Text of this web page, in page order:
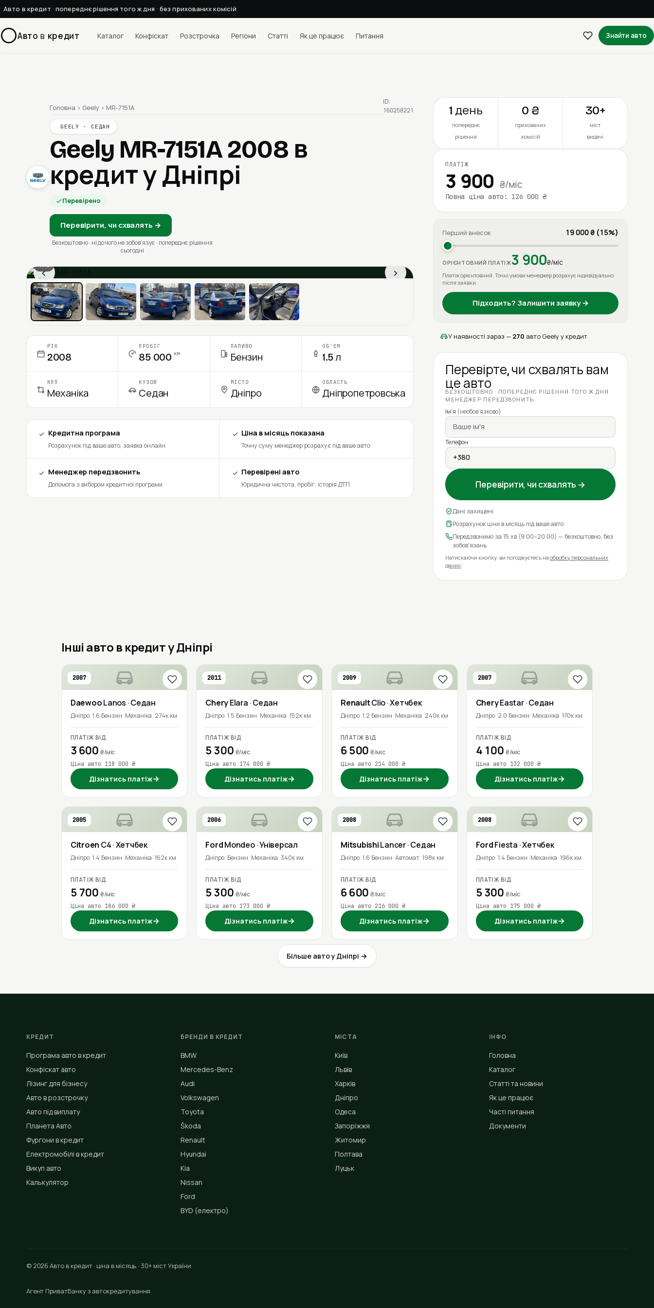
Авто в кредит · попереднє рішення того ж дня · без прихованих комісій
Авто в кредит Каталог Конфіскат Розстрочка Регіони Статті Як це працює Питання Знайти авто
Головна › Geely › MR-7151A
GEELY · СЕДАН
Geely MR-7151A 2008 в
кредит у Дніпрі
Перевірено
Перевірити, чи схвалять →
Безкоштовно · ні до чого не зобовʼязує · попереднє рішення
сьогодні
ID:
160258221
‹ ›
1 / 6
Ціна в місяць
РІК
2008
ПРОБІГ
85 000 км
ПАЛИВО
Бензин
ОБ'ЄМ
1.5 л
КПП
Механіка
КУЗОВ
Седан
МІСТО
Дніпро
ОБЛАСТЬ
Дніпропетровська
Кредитна програма
Розрахунок під ваше авто, заявка онлайн
Ціна в місяць показана
Точну суму менеджер розрахує під ваше авто
Менеджер передзвонить
Допомога з вибором кредитної програми
Перевірені авто
Юридична чистота, пробіг, історія ДТП
1 день
попереднє
рішення
0 ₴
прихованих
комісій
30+
міст
видачі
ПЛАТІЖ
3 900 ₴/міс
Повна ціна авто: 126 000 ₴
Перший внесок 19 000 ₴ (15%)
ОРІЄНТОВНИЙ ПЛАТІЖ3 900₴/міс
Платіж орієнтовний. Точні умови менеджер розрахує індивідуально
після заявки.
Підходить? Залишити заявку →
У наявності зараз — 270 авто Geely у кредит
Перевірте, чи схвалять вам
це авто
БЕЗКОШТОВНО · ПОПЕРЕДНЄ РІШЕННЯ ТОГО Ж ДНЯ ·
МЕНЕДЖЕР ПЕРЕДЗВОНИТЬ
Ім'я (необов'язково)
Телефон
Перевірити, чи схвалять →
Дані захищені
Розрахунок ціни в місяць під ваше авто
Передзвонимо за 15 хв (9:00–20:00) — безкоштовно, без
зобов'язань
Натискаючи кнопку, ви погоджуєтесь наобробку персональних
даних
Інші авто в кредит у Дніпрі
2007
DaewooLanos · Седан
Дніпро 1.6 Бензин Механіка 274к км
ПЛАТІЖ ВІД
3 600₴/міс
Ціна авто 118 000 ₴
Дізнатись платіж→
2011
CheryElara · Седан
Дніпро 1.5 Бензин Механіка 152к км
ПЛАТІЖ ВІД
5 300 ₴/міс
Ціна авто 174 000 ₴
Дізнатись платіж→
2009
RenaultClio· Хетчбек
Дніпро 1.2 Бензин Механіка 240к км
ПЛАТІЖ ВІД
6 500₴/міс
Ціна авто 214 000 ₴
Дізнатись платіж→
2007
CheryEastar· Седан
Дніпро 2.0 Бензин Механіка 170к км
ПЛАТІЖ ВІД
4 100 ₴/міс
Ціна авто 132 000 ₴
Дізнатись платіж→
2005
Citroen C4· Хетчбек
Дніпро 1.4 Бензин Механіка 162к км
ПЛАТІЖ ВІД
5 700₴/міс
Ціна авто 186 000 ₴
Дізнатись платіж→
2006
FordMondeo· Універсал
Дніпро Бензин Механіка 340к км
ПЛАТІЖ ВІД
5 300 ₴/міс
Ціна авто 173 000 ₴
Дізнатись платіж→
2008
MitsubishiLancer· Седан
Дніпро 1.6 Бензин Автомат 198к км
ПЛАТІЖ ВІД
6 600₴/міс
Ціна авто 216 000 ₴
Дізнатись платіж→
2008
FordFiesta · Хетчбек
Дніпро 1.4 Бензин Механіка 196к км
ПЛАТІЖ ВІД
5 300 ₴/міс
Ціна авто 175 000 ₴
Дізнатись платіж→
Більше авто у Дніпрі →
КРЕДИТ
Програма авто в кредит
Конфіскат авто
Лізинг для бізнесу
Авто в розстрочку
Авто під виплату
Планета Авто
Фургони в кредит
Електромобілі в кредит
Викуп авто
Калькулятор
БРЕНДИ В КРЕДИТ
BMW
Mercedes-Benz
Audi
Volkswagen
Toyota
Škoda
Renault
Hyundai
Kia
Nissan
Ford
BYD (електро)
МІСТА
Київ
Львів
Харків
Дніпро
Одеса
Запоріжжя
Житомир
Полтава
Луцьк
ІНФО
Головна
Каталог
Статті та новини
Як це працює
Часті питання
Документи
© 2026 Авто в кредит · ціна в місяць · 30+ міст України
Агент ПриватБанку з автокредитування